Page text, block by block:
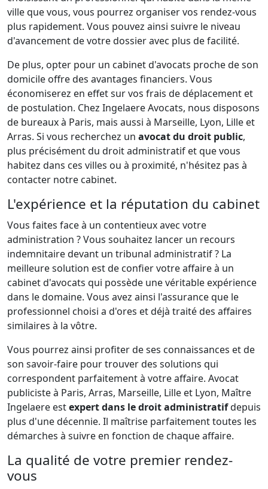
ville que vous, vous pourrez organiser vos rendez-vous
plus rapidement. Vous pouvez ainsi suivre le niveau
d'avancement de votre dossier avec plus de facilité.
De plus, opter pour un cabinet d'avocats proche de son
domicile offre des avantages financiers. Vous
économiserez en effet sur vos frais de déplacement et
de postulation. Chez Ingelaere Avocats, nous disposons
de bureaux à Paris, mais aussi à Marseille, Lyon, Lille et
Arras. Si vous recherchez un avocat du droit public,
plus précisément du droit administratif et que vous
habitez dans ces villes ou à proximité, n'hésitez pas à
contacter notre cabinet.
L'expérience et la réputation du cabinet
Vous faites face à un contentieux avec votre
administration ? Vous souhaitez lancer un recours
indemnitaire devant un tribunal administratif ? La
meilleure solution est de confier votre affaire à un
cabinet d'avocats qui possède une véritable expérience
dans le domaine. Vous avez ainsi l'assurance que le
professionnel choisi a d'ores et déjà traité des affaires
similaires à la vôtre.
Vous pourrez ainsi profiter de ses connaissances et de
son savoir-faire pour trouver des solutions qui
correspondent parfaitement à votre affaire. Avocat
publiciste à Paris, Arras, Marseille, Lille et Lyon, Maître
Ingelaere estexpert dans le droit administratifdepuis
plus d'une décennie. Il maîtrise parfaitement toutes les
démarches à suivre en fonction de chaque affaire.
La qualité de votre premier rendez-
vous